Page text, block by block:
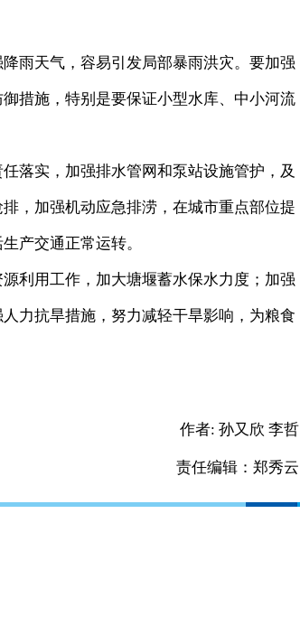
天气，容易引发局部暴雨洪灾。要加强
措施，特别是要保证小型水库、中小河流
实，加强排水管网和泵站设施管护，及
，加强机动应急排涝，在城市重点部位提
产交通正常运转。
用工作，加大塘堰蓄水保水力度；加强
力抗旱措施，努力减轻干旱影响，为粮食
作者: 孙又欣 李哲
责任编辑：郑秀云